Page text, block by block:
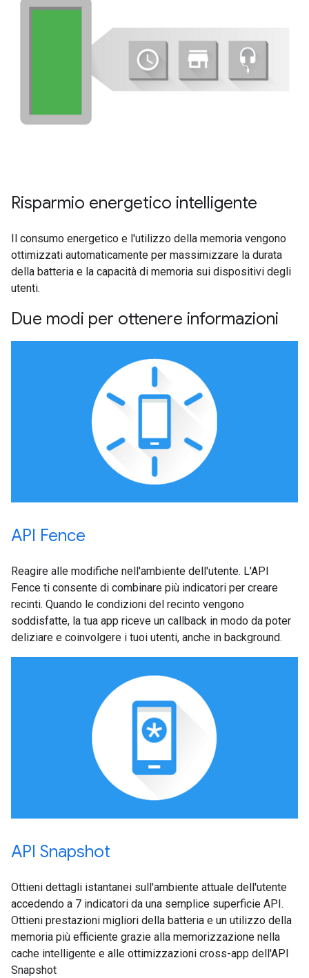
Risparmio energetico intelligente
Il consumo energetico e l'utilizzo della memoria vengono
ottimizzati automaticamente per massimizzare la durata
della batteria e la capacità di memoria sui dispositivi degli
utenti.
Due modi per ottenere informazioni
API Fence
Reagire alle modifiche nell'ambiente dell'utente. L'API
Fence ti consente di combinare più indicatori per creare
recinti. Quando le condizioni del recinto vengono
soddisfatte, la tua app riceve un callback in modo da poter
deliziare e coinvolgere i tuoi utenti, anche in background.
API Snapshot
Ottieni dettagli istantanei sull'ambiente attuale dell'utente
accedendo a 7 indicatori da una semplice superficie API.
Ottieni prestazioni migliori della batteria e un utilizzo della
memoria più efficiente grazie alla memorizzazione nella
cache intelligente e alle ottimizzazioni cross-app dell'API
Snapshot